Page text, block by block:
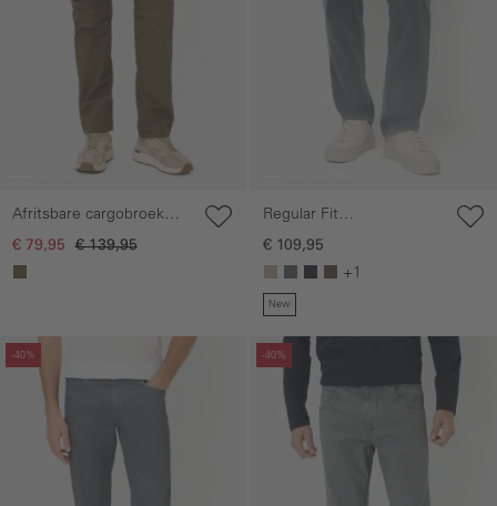
Afritsbare cargobroek
met veiligheidstas
€ 79,95 € 139,95
Regular Fit
fleXXXactive©broek
€ 109,95
+1
New
-40%
overslaan
-40%
Galerie overslaan